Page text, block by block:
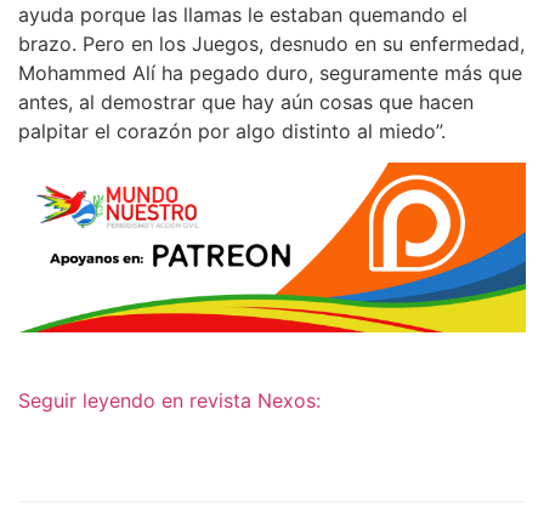
ayuda porque las llamas le estaban quemando el
brazo. Pero en los Juegos, desnudo en su enfermedad,
Mohammed Alí ha pegado duro, seguramente más que
antes, al demostrar que hay aún cosas que hacen
palpitar el corazón por algo distinto al miedo”.
Seguir leyendo en revista Nexos: